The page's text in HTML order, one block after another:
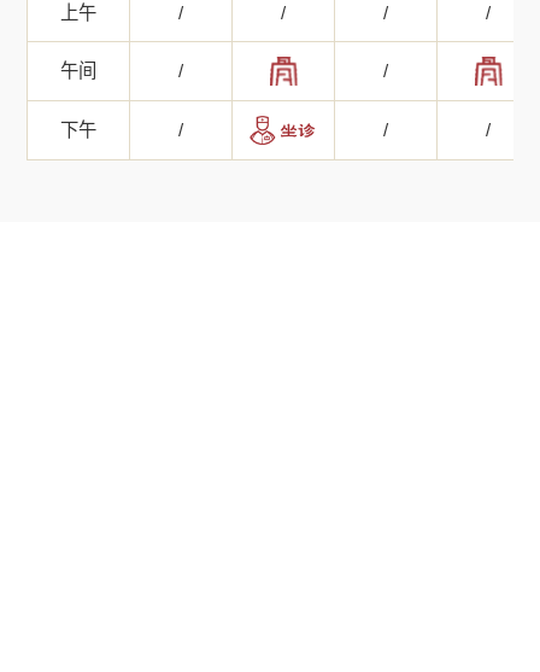
上午 / / / /
午间 / /
下午 / / /